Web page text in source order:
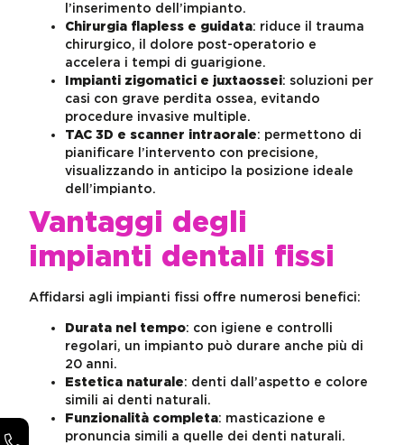
l’inserimento dell’impianto.
Chirurgia flapless e guidata: riduce il trauma
chirurgico, il dolore post-operatorio e
accelera i tempi di guarigione.
Impianti zigomatici e juxtaossei: soluzioni per
casi con grave perdita ossea, evitando
procedure invasive multiple.
TAC 3D e scanner intraorale: permettono di
pianificare l’intervento con precisione,
visualizzando in anticipo la posizione ideale
dell’impianto.
Vantaggi degli
impianti dentali fissi
Affidarsi agli impianti fissi offre numerosi benefici:
Durata nel tempo: con igiene e controlli
regolari, un impianto può durare anche più di
20 anni.
Estetica naturale: denti dall’aspetto e colore
simili ai denti naturali.
Funzionalità completa: masticazione e
pronuncia simili a quelle dei denti naturali.